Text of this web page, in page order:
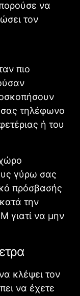
να
τον
πιο
σας τηλέφωνο
ή του
γύρω σας
πρόσβασής
την
γιατί να μην
κλέψει τον
να έχετε